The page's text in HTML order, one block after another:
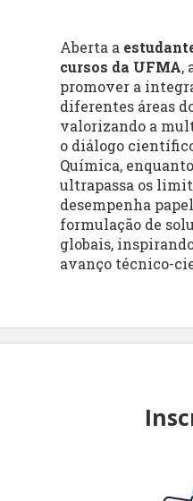
Aberta a
cursos da UFMA,
promover a
diferentes áreas
valorizando a
o diálogo
Química,
ultrapassa os
desempenha
formulação de
globais,
avanço técnico-